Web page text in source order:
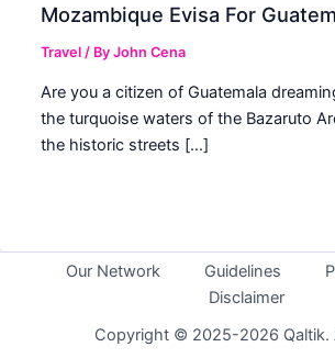
Mozambique Evisa For
Travel / ByJohn Cena
Are you a citizen of Guatemala
the turquoise waters of the Bazaruto
the historic streets […]
Our Network Guidelines
Disclaimer
Copyright © 2025-2026 Qaltik.